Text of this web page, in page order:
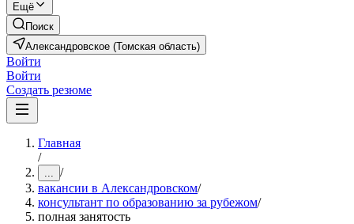
Ещё
Поиск
Александровское (Томская область)
Войти
Войти
Создать резюме
Главная
/
... /
вакансии в Александровском/
консультант по образованию за рубежом/
полная занятость